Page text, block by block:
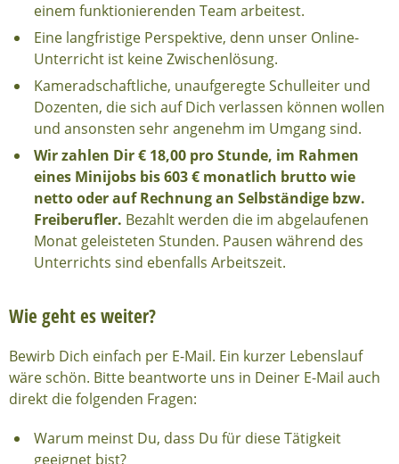
einem funktionierenden Team arbeitest.
Eine langfristige Perspektive, denn unser Online-
Unterricht ist keine Zwischenlösung.
Kameradschaftliche, unaufgeregte Schulleiter und
Dozenten, die sich auf Dich verlassen können wollen
und ansonsten sehr angenehm im Umgang sind.
Wir zahlen Dir € 18,00 pro Stunde, im Rahmen
eines Minijobs bis 603 € monatlich brutto wie
netto oder auf Rechnung an Selbständige bzw.
Freiberufler. Bezahlt werden die im abgelaufenen
Monat geleisteten Stunden. Pausen während des
Unterrichts sind ebenfalls Arbeitszeit.
Wie geht es weiter?
Bewirb Dich einfach per E-Mail. Ein kurzer Lebenslauf
wäre schön. Bitte beantworte uns in Deiner E-Mail auch
direkt die folgenden Fragen:
Warum meinst Du, dass Du für diese Tätigkeit
geeignet bist?